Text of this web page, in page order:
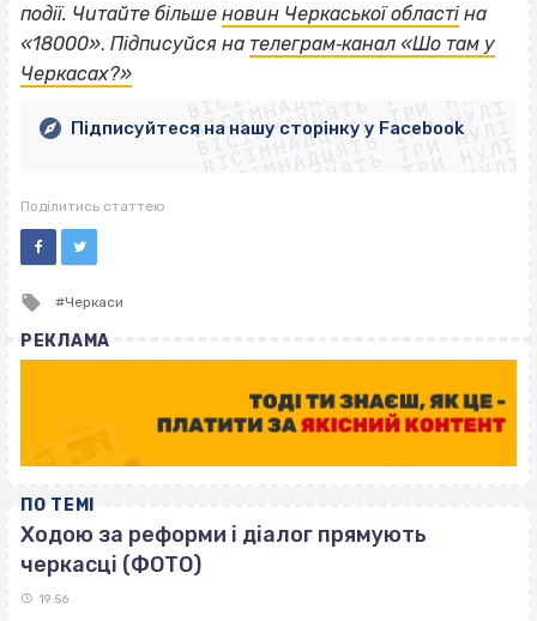
події. Читайте більше новин Черкаської області на
«18000». Підписуйся на телеграм‐канал «Шо там у
Черкасах?»
ВІСІМНАДЦЯТЬ ТРИ НУЛІ
ВІСІМНАДЦЯТЬ ТРИ НУЛІ
ВІСІМНАДЦЯТЬ ТРИ НУЛІ
ВІСІМНАДЦЯТЬ ТРИ НУЛІ
ВІСІМНАДЦЯТЬ ТРИ НУЛІ
ВІСІМНАДЦЯТЬ ТРИ НУЛІ
ВІСІМНАДЦЯТЬ ТРИ НУЛІ
ВІСІМНАДЦЯТЬ ТРИ НУЛІ
Підписуйтеся на нашу сторінку у Facebook
Поділитись статтею
Tagged
Черкаси
РЕКЛАМА
ПО ТЕМІ
Ходою за реформи і діалог прямують
черкасці (ФОТО)
19:56